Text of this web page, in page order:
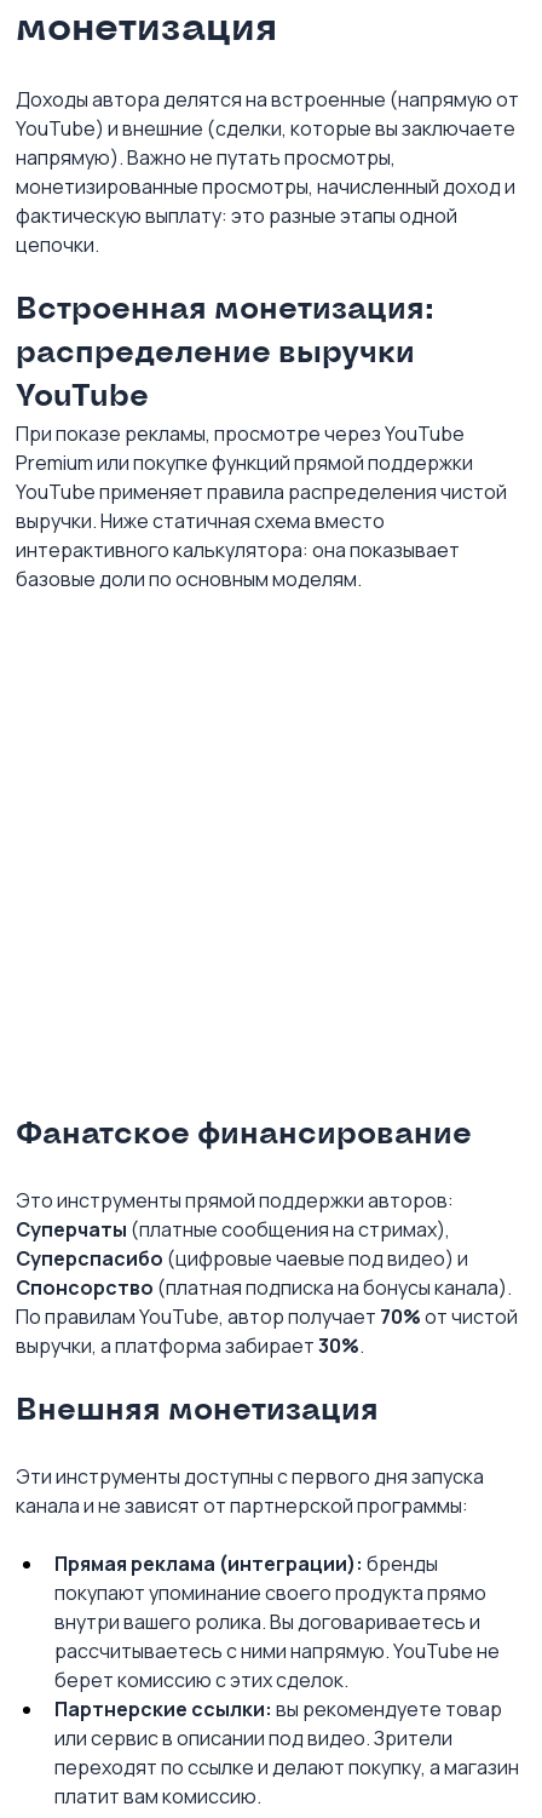
монетизация
Доходы автора делятся на встроенные (напрямую от
YouTube) и внешние (сделки, которые вы заключаете
напрямую). Важно не путать просмотры,
монетизированные просмотры, начисленный доход и
фактическую выплату: это разные этапы одной
цепочки.
Встроенная монетизация:
распределение выручки
YouTube
При показе рекламы, просмотре через YouTube
Premium или покупке функций прямой поддержки
YouTube применяет правила распределения чистой
выручки. Ниже статичная схема вместо
интерактивного калькулятора: она показывает
базовые доли по основным моделям.
Фанатское финансирование
Это инструменты прямой поддержки авторов:
Суперчаты (платные сообщения на стримах),
Суперспасибо (цифровые чаевые под видео) и
Спонсорство (платная подписка на бонусы канала).
По правилам YouTube, автор получает 70% от чистой
выручки, а платформа забирает 30%.
Внешняя монетизация
Эти инструменты доступны с первого дня запуска
канала и не зависят от партнерской программы:
Прямая реклама (интеграции): бренды
покупают упоминание своего продукта прямо
внутри вашего ролика. Вы договариваетесь и
рассчитываетесь с ними напрямую. YouTube не
берет комиссию с этих сделок.
Партнерские ссылки: вы рекомендуете товар
или сервис в описании под видео. Зрители
переходят по ссылке и делают покупку, а магазин
платит вам комиссию.